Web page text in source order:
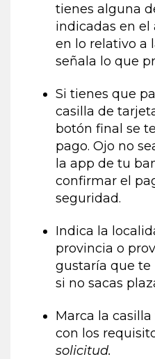
tienes alguna
indicadas en el
en lo relativo a
señala lo que
Si tienes que
casilla de
botón final se
pago. Ojo no
la app de tu
confirmar el
seguridad.
Indica la
provincia o
gustaría que
si no sacas
Marca la
con los
solicitud.